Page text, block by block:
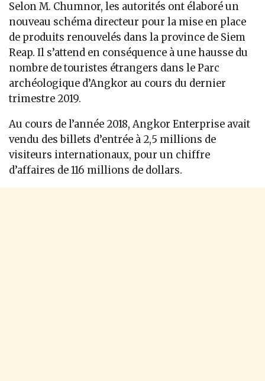
Selon M. Chumnor, les autorités ont élaboré un
nouveau schéma directeur pour la mise en place
de produits renouvelés dans la province de Siem
Reap. Il s’attend en conséquence à une hausse du
nombre de touristes étrangers dans le Parc
archéologique d’Angkor au cours du dernier
trimestre 2019.
Au cours de l’année 2018, Angkor Enterprise avait
vendu des billets d’entrée à 2,5 millions de
visiteurs internationaux, pour un chiffre
d’affaires de 116 millions de dollars.